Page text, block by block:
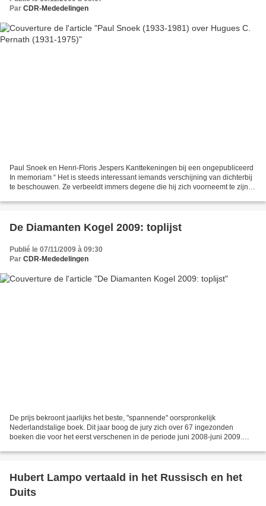
Par CDR-Mededelingen
Paul Snoek en Henri-Floris Jespers Kanttekeningen bij een ongepubliceerd
In memoriam “ Het is steeds interessant iemands verschijning van dichterbij
te beschouwen. Ze verbeeldt immers degene die hij zich voorneemt te zijn in
De Diamanten Kogel 2009: toplijst
Publié le 07/11/2009 à 09:30
Par CDR-Mededelingen
De prijs bekroont jaarlijks het beste, "spannende" oorspronkelijk
Nederlandstalige boek. Dit jaar boog de jury zich over 67 ingezonden
boeken die voor het eerst verschenen in de periode juni 2008-juni 2009.
Hubert Lampo vertaald in het Russisch en het
Duits